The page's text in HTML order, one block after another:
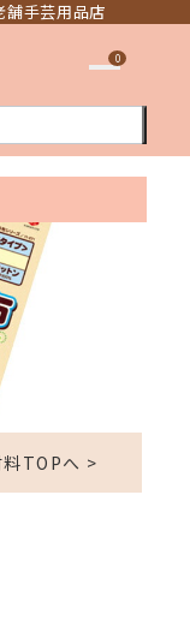
舗手芸用品店
0
料TOPへ >